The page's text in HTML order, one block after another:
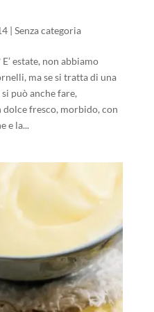
| Senza categoria
estate, non abbiamo
ma se si tratta di una
può anche fare,
fresco, morbido, con
e la...